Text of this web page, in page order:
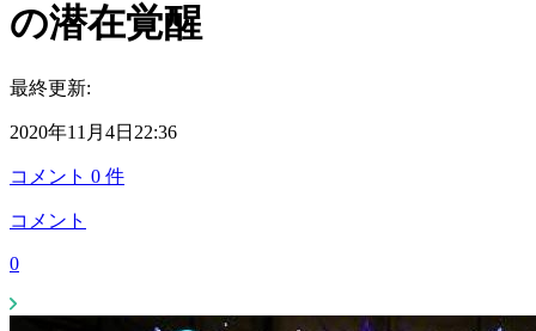
の潜在覚醒
最終更新:
2020年11月4日22:36
コメント 0 件
コメント
0